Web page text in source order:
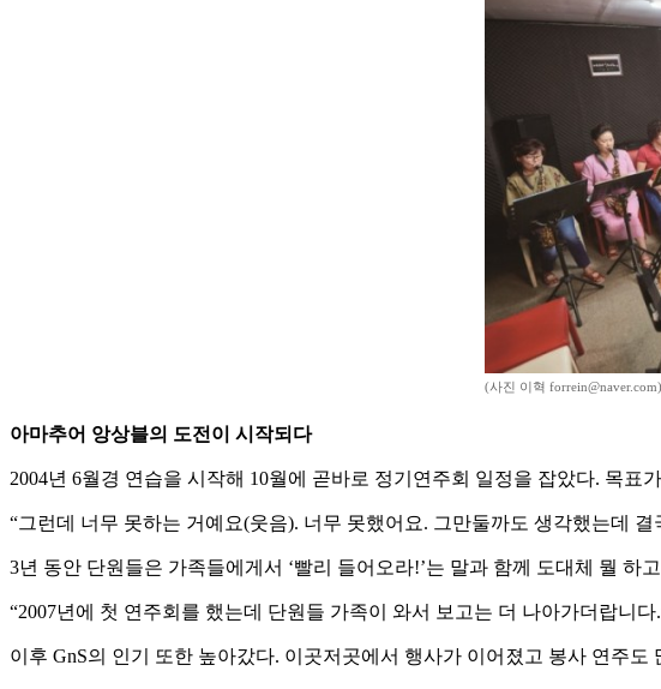
(사진 이혁 forrein@naver.com)
아마추어 앙상블의 도전이 시작되다
2004년 6월경 연습을 시작해 10월에 곧바로 정기연주회 일정을 잡았다. 목표
“그런데 너무 못하는 거예요(웃음). 너무 못했어요. 그만둘까도 생각했는데
3년 동안 단원들은 가족들에게서 ‘빨리 들어오라!’는 말과 함께 도대체 뭘 하
“2007년에 첫 연주회를 했는데 단원들 가족이 와서 보고는 더 나아가더랍니다
이후 GnS의 인기 또한 높아갔다. 이곳저곳에서 행사가 이어졌고 봉사 연주도